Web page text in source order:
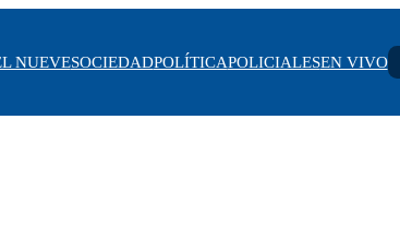
NUEVESOCIEDADPOLÍTICAPOLICIALESEN VIVO